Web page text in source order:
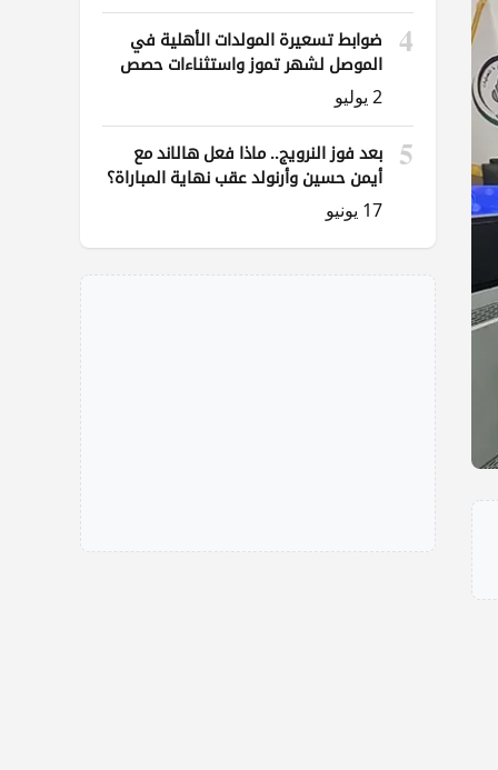
4
ضوابط تسعيرة المولدات الأهلية في
الموصل لشهر تموز واستثناءات حصص
الوقود
2 يوليو
5
بعد فوز النرويج.. ماذا فعل هالاند مع
أيمن حسين وأرنولد عقب نهاية المباراة؟
17 يونيو